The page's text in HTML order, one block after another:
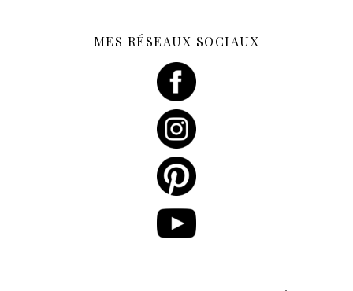
MES RÉSEAUX SOCIAUX